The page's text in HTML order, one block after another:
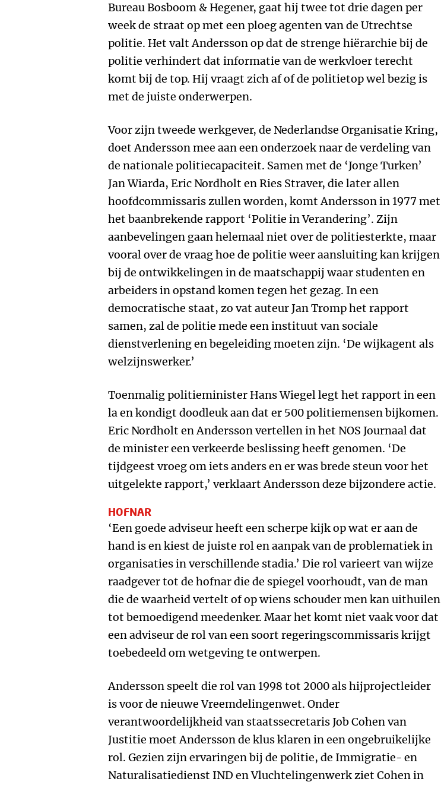
Bureau Bosboom & Hegener, gaat hij twee tot drie dagen per
week de straat op met een ploeg agenten van de Utrechtse
politie. Het valt Andersson op dat de strenge hiërarchie bij de
politie verhindert dat informatie van de werkvloer terecht
komt bij de top. Hij vraagt zich af of de politietop wel bezig is
met de juiste onderwerpen.
Voor zijn tweede werkgever, de Nederlandse Organisatie Kring,
doet Andersson mee aan een onderzoek naar de verdeling van
de nationale politiecapaciteit. Samen met de ‘Jonge Turken’
Jan Wiarda, Eric Nordholt en Ries Straver, die later allen
hoofdcommissaris zullen worden, komt Andersson in 1977 met
het baanbrekende rapport ‘Politie in Verandering’. Zijn
aanbevelingen gaan helemaal niet over de politiesterkte, maar
vooral over de vraag hoe de politie weer aansluiting kan krijgen
bij de ontwikkelingen in de maatschappij waar studenten en
arbeiders in opstand komen tegen het gezag. In een
democratische staat, zo vat auteur Jan Tromp het rapport
samen, zal de politie mede een instituut van sociale
dienstverlening en begeleiding moeten zijn. ‘De wijkagent als
welzijnswerker.’
Toenmalig politieminister Hans Wiegel legt het rapport in een
la en kondigt doodleuk aan dat er 500 politiemensen bijkomen.
Eric Nordholt en Andersson vertellen in het NOS Journaal dat
de minister een verkeerde beslissing heeft genomen. ‘De
tijdgeest vroeg om iets anders en er was brede steun voor het
uitgelekte rapport,’ verklaart Andersson deze bijzondere actie.
HOFNAR
‘Een goede adviseur heeft een scherpe kijk op wat er aan de
hand is en kiest de juiste rol en aanpak van de problematiek in
organisaties in verschillende stadia.’ Die rol varieert van wijze
raadgever tot de hofnar die de spiegel voorhoudt, van de man
die de waarheid vertelt of op wiens schouder men kan uithuilen
tot bemoedigend meedenker. Maar het komt niet vaak voor dat
een adviseur de rol van een soort regeringscommissaris krijgt
toebedeeld om wetgeving te ontwerpen.
Andersson speelt die rol van 1998 tot 2000 als hijprojectleider
is voor de nieuwe Vreemdelingenwet. Onder
verantwoordelijkheid van staatssecretaris Job Cohen van
Justitie moet Andersson de klus klaren in een ongebruikelijke
rol. Gezien zijn ervaringen bij de politie, de Immigratie- en
Naturalisatiedienst IND en Vluchtelingenwerk ziet Cohen in